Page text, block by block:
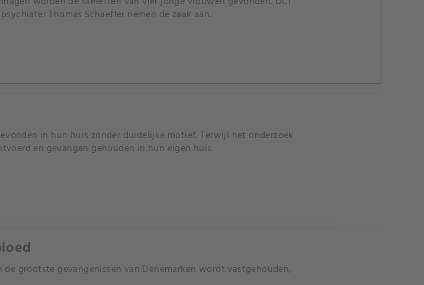
Thomas Schaeffer nemen de zaak aan.
in hun huis zonder duidelijke motief. Terwijl het onderzoek
en gevangen gehouden in hun eigen huis.
de grootste gevangenissen van Denemarken wordt vastgehouden,